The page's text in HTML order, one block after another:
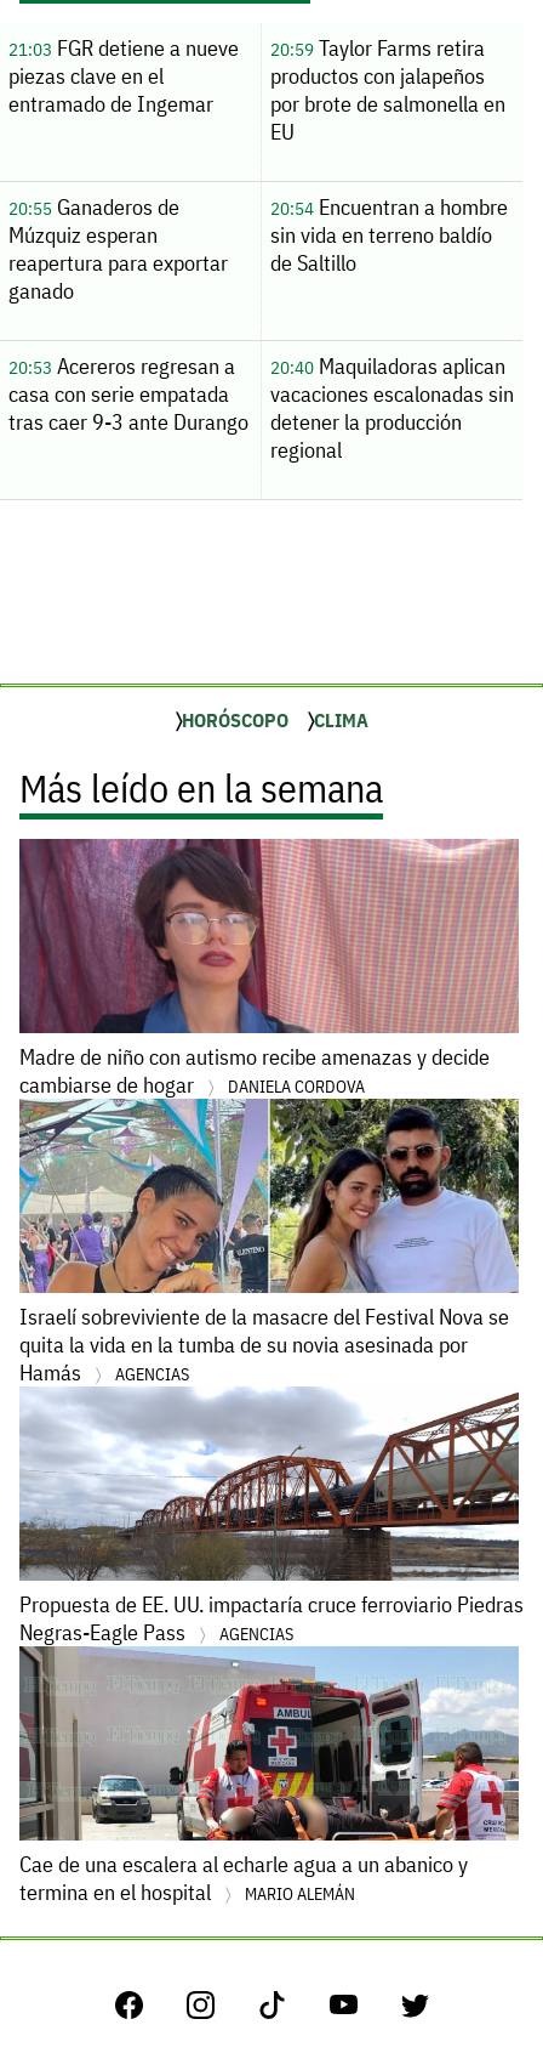
21:03 FGR detiene a nueve
piezas clave en el
entramado de Ingemar
20:59Taylor Farms retira
productos con jalapeños
por brote de salmonella en
EU
20:55Ganaderos de
Múzquiz esperan
reapertura para exportar
ganado
20:54Encuentran a hombre
sin vida en terreno baldío
de Saltillo
20:53 Acereros regresan a
casa con serie empatada
tras caer 9-3 ante Durango
20:40Maquiladoras aplican
vacaciones escalonadas sin
detener la producción
regional
HORÓSCOPO CLIMA
Más leído en la semana
Madre de niño con autismo recibe amenazas y decide
cambiarse de hogar
DANIELA CORDOVA
Israelí sobreviviente de la masacre del Festival Nova se
quita la vida en la tumba de su novia asesinada por
Hamás
AGENCIAS
Propuesta de EE. UU. impactaría cruce ferroviario Piedras
Negras-Eagle Pass
AGENCIAS
Cae de una escalera al echarle agua a un abanico y
termina en el hospital
MARIO ALEMÁN